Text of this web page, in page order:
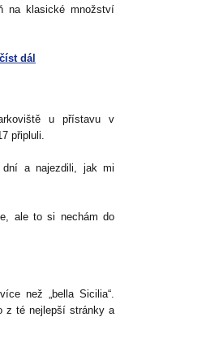
na klasické množství
číst dál
u přístavu v
připluli.
a najezdili, jak mi
ale to si nechám do
než „bella Sicilia“.
z té nejlepší stránky a